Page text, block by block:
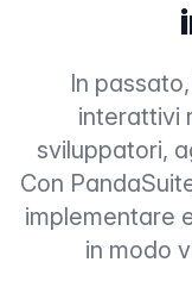
In
interattivi
sviluppatori,
Con
implementare
in modo